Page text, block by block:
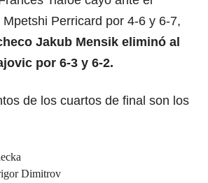
Perricard por 4-6 y 6-7,
Jakub Mensik eliminó al
por 6-3 y 6-2.
de los cuartos de final son los
Dimitrov